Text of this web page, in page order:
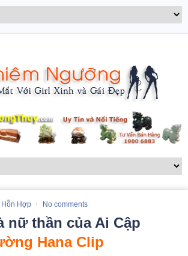
Hỗn Hợp No comments
nữ thần của Ai Cập
Hana Clip